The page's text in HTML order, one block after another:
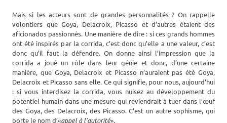
Mais si les acteurs sont de grandes personnalités ? On rappelle
volontiers que Goya, Delacroix, Picasso et d’autres étaient des
aficionados passionnés. Une manière de dire : si ces grands hommes
ont été inspirés par la corrida, c’est donc qu’elle a une valeur, c’est
donc qu’il faut la défendre. On donne ainsi l’impression que la
corrida a joué un rôle dans leur génie et donc, d’une certaine
manière, que Goya, Delacroix et Picasso n’auraient pas été Goya,
Delacroix et Picasso sans elle. Ce qui signifie, pour nous, aujourd’hui
: si vous interdisez la corrida, vous nuisez au développement du
potentiel humain dans une mesure qui reviendrait à tuer dans l’œuf
des Goya, des Delacroix, des Picasso. C’est un autre sophisme, qui
porte le nom d’«appel à l’autorité».